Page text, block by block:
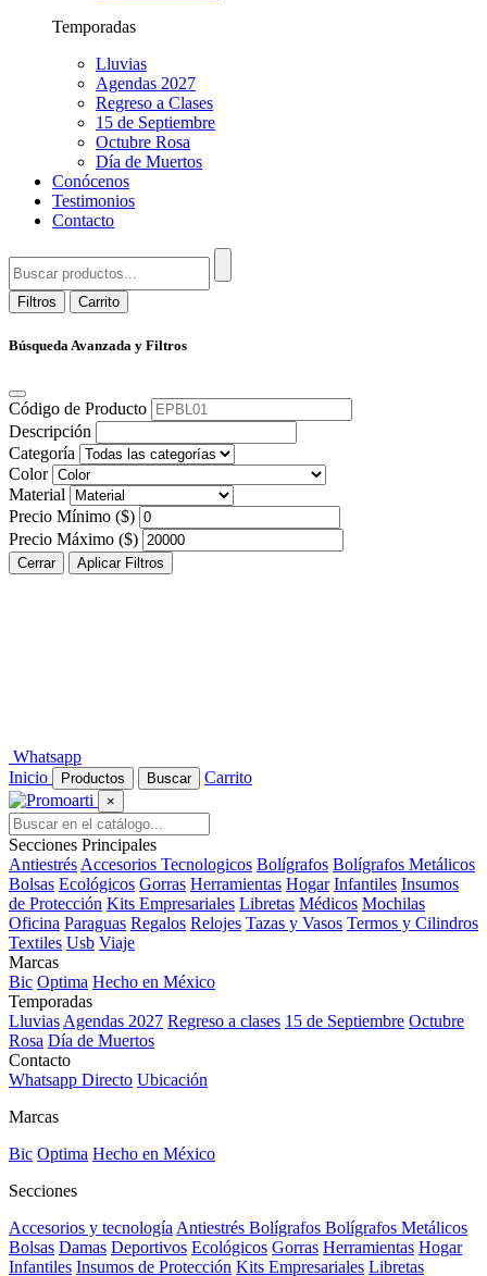
Temporadas
Lluvias
Agendas 2027
Regreso a Clases
15 de Septiembre
Octubre Rosa
Día de Muertos
Conócenos
Testimonios
Contacto
Filtros Carrito
Búsqueda Avanzada y Filtros
Código de Producto
Descripción
Categoría
Color
Material
Precio Mínimo ($)
Precio Máximo ($)
Cerrar Aplicar Filtros
Whatsapp
Inicio
Productos Buscar Carrito
×
Secciones Principales
Antiestrés Accesorios Tecnologicos Bolígrafos Bolígrafos Metálicos
Bolsas Ecológicos Gorras Herramientas Hogar Infantiles Insumos
de Protección Kits Empresariales Libretas Médicos Mochilas
Oficina Paraguas Regalos Relojes Tazas y Vasos Termos y Cilindros
Textiles Usb Viaje
Marcas
Bic Optima Hecho en México
Temporadas
Lluvias Agendas 2027 Regreso a clases 15 de Septiembre Octubre
Rosa Día de Muertos
Contacto
Whatsapp Directo Ubicación
Marcas
Bic Optima Hecho en México
Secciones
Accesorios y tecnología Antiestrés Bolígrafos Bolígrafos Metálicos
Bolsas Damas Deportivos Ecológicos Gorras Herramientas Hogar
Infantiles Insumos de Protección Kits Empresariales Libretas